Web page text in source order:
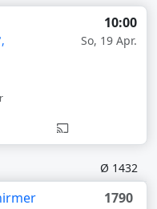
10:00
So, 19 Apr.
Ø 1432
1790